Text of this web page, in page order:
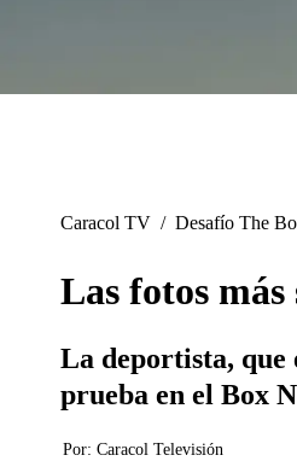
Caracol TV / Desafío The
Las fotos
La deportista, que
prueba en el Box
Por: Caracol Televisión